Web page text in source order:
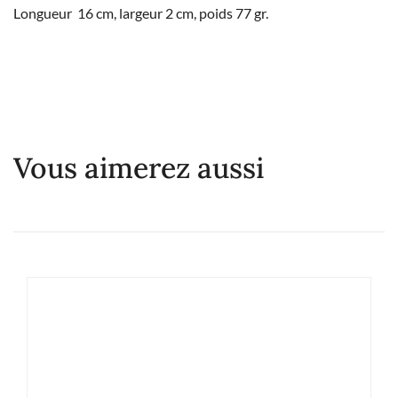
Longueur 16 cm, largeur 2 cm, poids 77 gr.
Vous aimerez aussi